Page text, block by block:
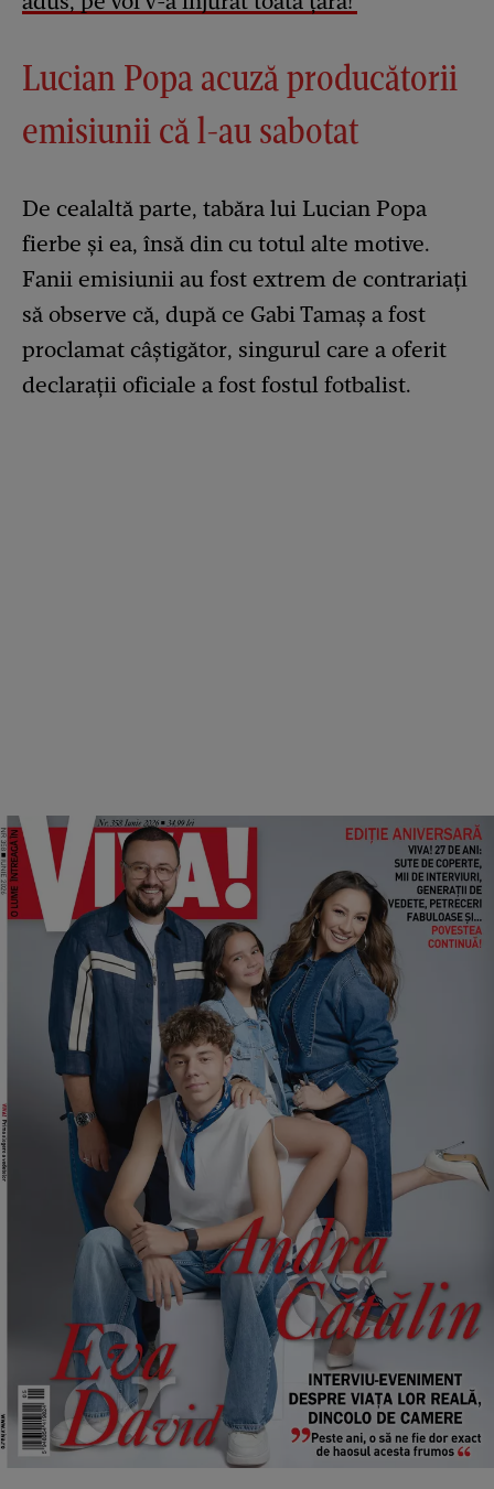
Lucian Popa acuză producătorii
emisiunii că l-au sabotat
De cealaltă parte, tabăra lui Lucian Popa
fierbe și ea, însă din cu totul alte motive.
Fanii emisiunii au fost extrem de contrariați
să observe că, după ce Gabi Tamaș a fost
proclamat câștigător, singurul care a oferit
declarații oficiale a fost fostul fotbalist.